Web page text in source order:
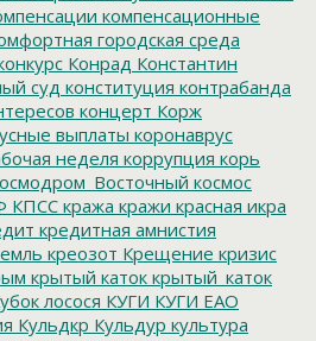
компенсационные
городская среда
Конрад Константин
суд конституция контрабанда
концерт Корж
выплаты коронаврус
неделя коррупция корь
космос
КПСС кража кражи красная икра
кредитная амнистия
креозот Крещение кризис
крытый каток крытый_каток
лосося КУГИ КУГИ ЕАО
Кульдкр Кульдур культура